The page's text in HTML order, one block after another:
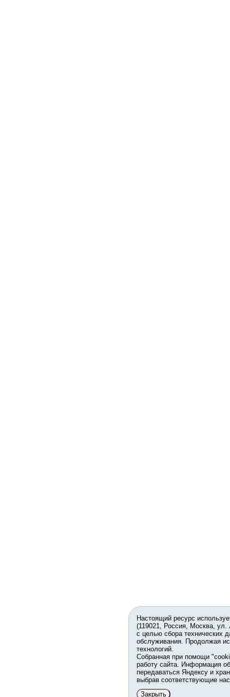
Настоящий ресурс
(119021, Россия, Москва,
с целью сбора технических
обслуживания. Продолжая
технологий.
Собранная при помощи
работу сайта. Информация
передаваться Яндексу и
выбрав соответствующие
Закрыть